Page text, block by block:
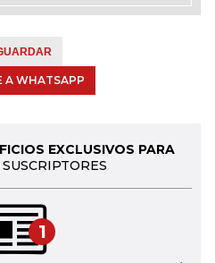
A WHATSAPP
EXCLUSIVOS PARA
1